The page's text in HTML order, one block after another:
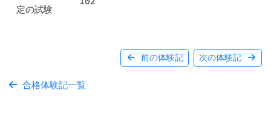
定の試験
前の体験記 次の体験記
合格体験記一覧